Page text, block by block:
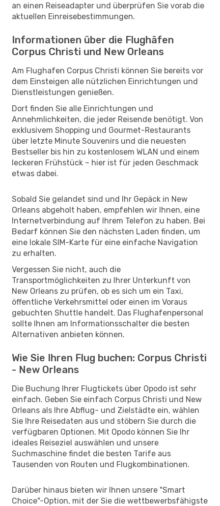
an einen Reiseadapter und überprüfen Sie vorab die
aktuellen Einreisebestimmungen.
Informationen über die Flughäfen
Corpus Christi und New Orleans
Am Flughafen Corpus Christi können Sie bereits vor
dem Einsteigen alle nützlichen Einrichtungen und
Dienstleistungen genießen.
Dort finden Sie alle Einrichtungen und
Annehmlichkeiten, die jeder Reisende benötigt. Von
exklusivem Shopping und Gourmet-Restaurants
über letzte Minute Souvenirs und die neuesten
Bestseller bis hin zu kostenlosem WLAN und einem
leckeren Frühstück – hier ist für jeden Geschmack
etwas dabei.
Sobald Sie gelandet sind und Ihr Gepäck in New
Orleans abgeholt haben, empfehlen wir Ihnen, eine
Internetverbindung auf Ihrem Telefon zu haben. Bei
Bedarf können Sie den nächsten Laden finden, um
eine lokale SIM-Karte für eine einfache Navigation
zu erhalten.
Vergessen Sie nicht, auch die
Transportmöglichkeiten zu Ihrer Unterkunft von
New Orleans zu prüfen, ob es sich um ein Taxi,
öffentliche Verkehrsmittel oder einen im Voraus
gebuchten Shuttle handelt. Das Flughafenpersonal
sollte Ihnen am Informationsschalter die besten
Alternativen anbieten können.
Wie Sie Ihren Flug buchen: Corpus Christi
- New Orleans
Die Buchung Ihrer Flugtickets über Opodo ist sehr
einfach. Geben Sie einfach Corpus Christi und New
Orleans als Ihre Abflug- und Zielstädte ein, wählen
Sie Ihre Reisedaten aus und stöbern Sie durch die
verfügbaren Optionen. Mit Opodo können Sie Ihr
ideales Reiseziel auswählen und unsere
Suchmaschine findet die besten Tarife aus
Tausenden von Routen und Flugkombinationen.
Darüber hinaus bieten wir Ihnen unsere "Smart
Choice"-Option, mit der Sie die wettbewerbsfähigste